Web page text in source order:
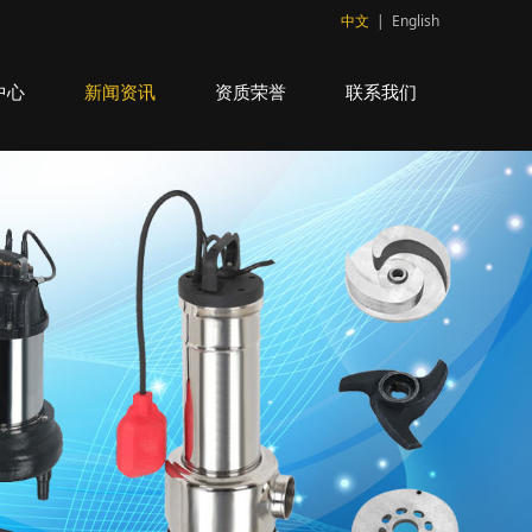
中文 | English
心 新闻资讯 资质荣誉 联系我们